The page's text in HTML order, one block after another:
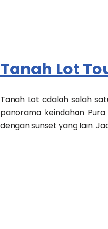
Tanah Lot
Tanah Lot adalah salah
panorama keindahan
dengan sunset yang lain.